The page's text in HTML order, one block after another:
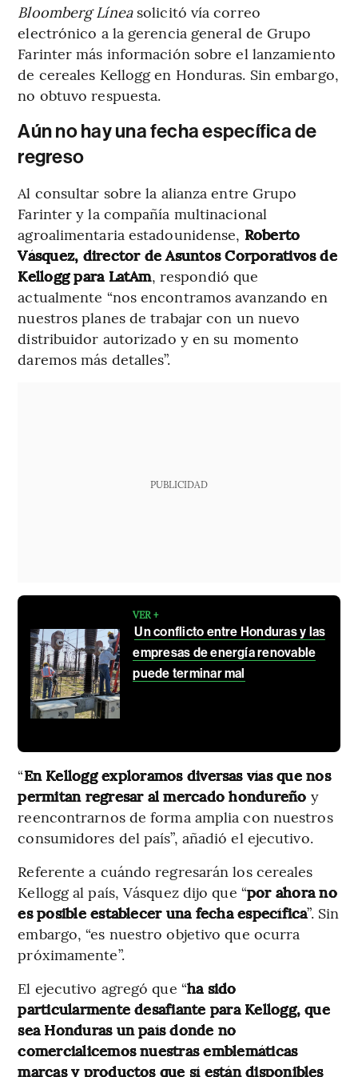
Bloomberg Línea solicitó vía correo
electrónico a la gerencia general de Grupo
Farinter más información sobre el lanzamiento
de cereales Kellogg en Honduras. Sin embargo,
no obtuvo respuesta.
Aún no hay una fecha específica de
regreso
Al consultar sobre la alianza entre Grupo
Farinter y la compañía multinacional
agroalimentaria estadounidense, Roberto
Vásquez, director de Asuntos Corporativos de
Kellogg para LatAm, respondió que
actualmente “nos encontramos avanzando en
nuestros planes de trabajar con un nuevo
distribuidor autorizado y en su momento
daremos más detalles”.
PUBLICIDAD
VER +
Un conflicto entre Honduras y las
empresas de energía renovable
puede terminar mal
“En Kellogg exploramos diversas vías que nos
permitan regresar al mercado hondureño y
reencontrarnos de forma amplia con nuestros
consumidores del país”, añadió el ejecutivo.
Referente a cuándo regresarán los cereales
Kellogg al país, Vásquez dijo que “por ahora no
es posible establecer una fecha específica”. Sin
embargo, “es nuestro objetivo que ocurra
próximamente”.
El ejecutivo agregó que “ha sido
particularmente desafiante para Kellogg, que
sea Honduras un país donde no
comercialicemos nuestras emblemáticas
marcas y productos que sí están disponibles